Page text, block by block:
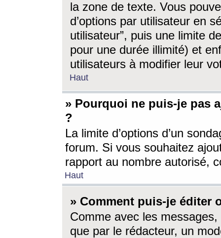
la zone de texte. Vous
d’options par utilisateur en
utilisateur”, puis une limite
pour une durée illimité) et
utilisateurs à modifier leur
Haut
» Pourquoi ne puis-je pas
?
La limite d’options d’un
forum. Si vous souhaitez
rapport au nombre autorisé,
Haut
» Comment puis-je éditer
Comme avec les
que par le rédacteur, un